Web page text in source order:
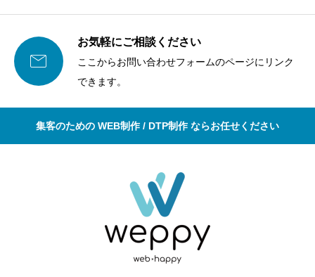

お気軽にご相談ください
ここからお問い合わせフォームのページにリンク
できます。
集客のための WEB制作 / DTP制作 ならお任せください